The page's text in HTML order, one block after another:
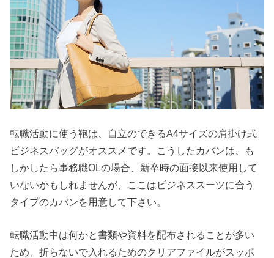
転職活動に使う鞄は、自立のできるA4サイズの肩掛け式
ビジネスバッグがオススメです。こうしたカバンは、も
しかしたら事務職OLの場合、新卒時の面接以来使用して
いないかもしれませんが、ここはビジネススーツに合う
タイプのカバンを用意して下さい。
転職活動中は何かと書類や資料を配布されることが多い
ため、折らないで入れるためのクリアファイルがスッポ